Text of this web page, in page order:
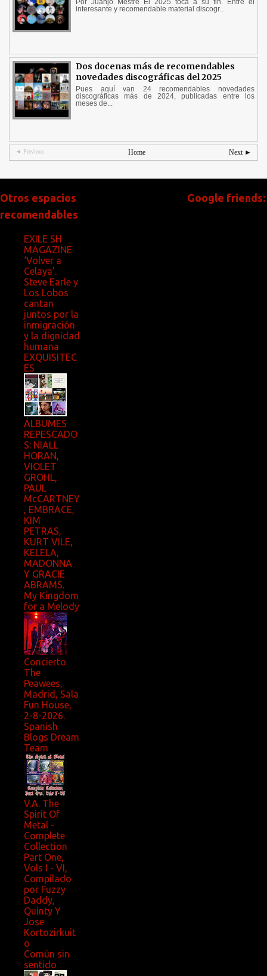
Por Juanjo Mestre El 2025 toca a su fin. Entre el
interesante y recomendable material discogr...
Dos docenas más de recomendables
novedades discográficas del 2025
Pues aquí van 24 recomendables novedades
discográficas más de 2024, publicadas entre los
meses de...
◄ Previous Next ►
Home
Otros espacios
recomendables
EXILE SH
MAGAZINE
‘Volver a
Celaya’.
Steve Earle y
Los Lobos
cantan
juntos por la
inmigración
y la dignidad
humana
EXQUISITEC
ES
ÁLBUMES
REPESCADO
S: NIALL
HORAN,
VIOLET
GROHL,
PAUL
McCARTNEY
, EMBRACE,
KIM
PETRAS,
KURT VILE,
KELELA,
MADONNA
Y GRACIE
ABRAMS.
My Kingdom
for a Melody
Concierto
The
Peawees,
Madrid, Sala
Fun House,
2-8-2026.
Spanish
Blogs Dream
Team
V.A. The
Spirit Of
Metal -
Complete
Collection
Part One,
Vols I - VI,
Compilado
por Fuzzy
Daddy,
Quinty Y
Jose
Kortozirkuit
o
Común sin
sentido
Google friends: